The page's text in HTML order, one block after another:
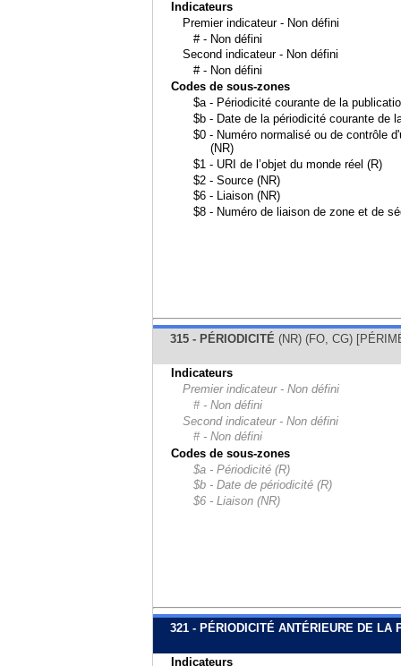
Indicateurs
Premier indicateur - Non défini
# - Non défini
Second indicateur - Non défini
# - Non défini
Codes de sous-zones
$a - Périodicité courante de la
$b - Date de la périodicité courante de
$0 - Numéro normalisé ou de contrôle
(NR)
$1 - URI de l’objet du monde réel (R)
$2 - Source (NR)
$6 - Liaison (NR)
$8 - Numéro de liaison de zone et de
315 - PÉRIODICITÉ (NR) (FO, CG)
Indicateurs
Premier indicateur - Non défini
# - Non défini
Second indicateur - Non défini
# - Non défini
Codes de sous-zones
$a - Périodicité (R)
$b - Date de périodicité (R)
$6 - Liaison (NR)
321 - PÉRIODICITÉ ANTÉRIEURE DE LA
Indicateurs